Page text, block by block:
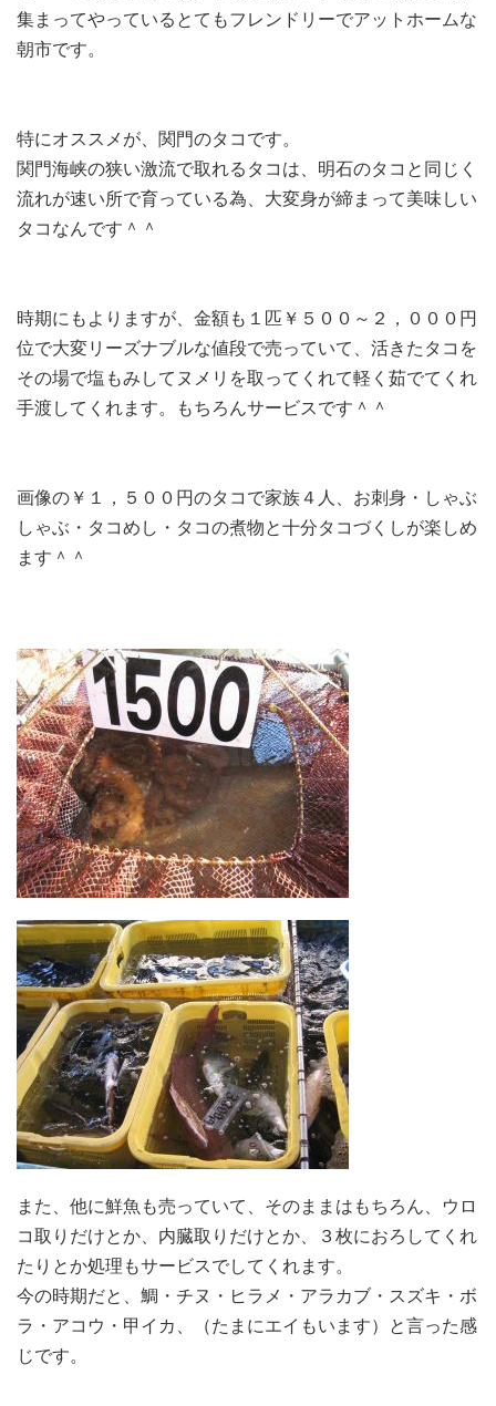
集まってやっているとてもフレンドリーでアットホームな
朝市です。
特にオススメが、関門のタコです。
関門海峡の狭い激流で取れるタコは、明石のタコと同じく
流れが速い所で育っている為、大変身が締まって美味しい
タコなんです＾＾
時期にもよりますが、金額も１匹￥５００～２，０００円
位で大変リーズナブルな値段で売っていて、活きたタコを
その場で塩もみしてヌメリを取ってくれて軽く茹でてくれ
手渡してくれます。もちろんサービスです＾＾
画像の￥１，５００円のタコで家族４人、お刺身・しゃぶ
しゃぶ・タコめし・タコの煮物と十分タコづくしが楽しめ
ます＾＾
また、他に鮮魚も売っていて、そのままはもちろん、ウロ
コ取りだけとか、内臓取りだけとか、３枚におろしてくれ
たりとか処理もサービスでしてくれます。
今の時期だと、鯛・チヌ・ヒラメ・アラカブ・スズキ・ボ
ラ・アコウ・甲イカ、（たまにエイもいます）と言った感
じです。